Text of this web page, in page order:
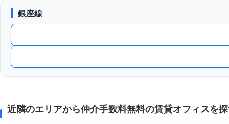
銀座線
近隣のエリアから仲介手数料無料の賃貸オフィスを